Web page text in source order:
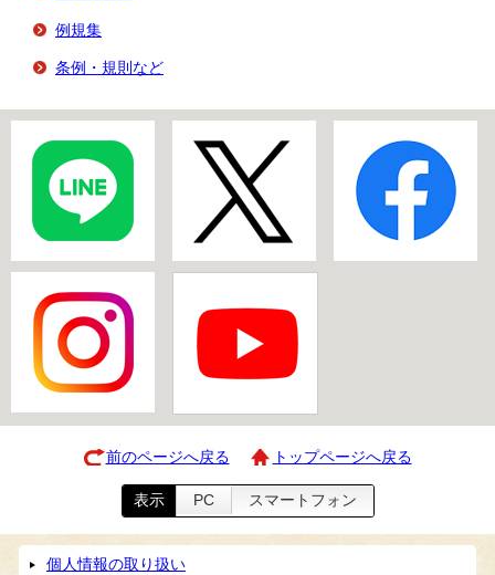
例規集
条例・規則など
前のページへ戻る トップページへ戻る
表示 PC スマートフォン
個人情報の取り扱い